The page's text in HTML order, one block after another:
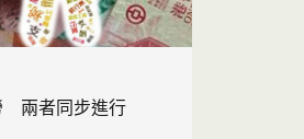
兩者同步進行